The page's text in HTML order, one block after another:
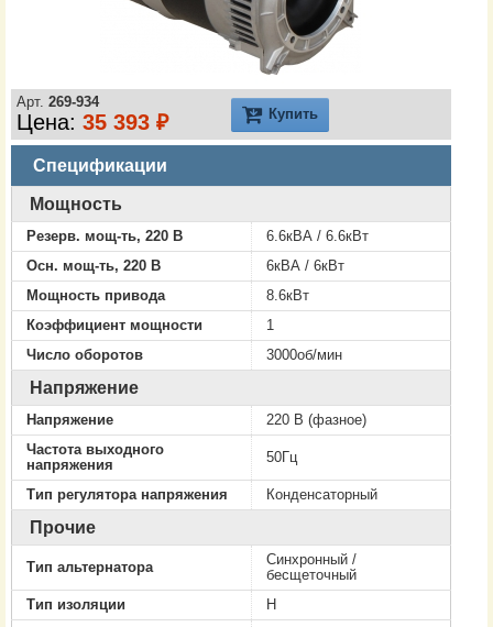
Арт. 269-934
Цена: 35 393 ₽ Купить
Спецификации
Мощность
Резерв. мощ-ть, 220 В
6.6кВА / 6.6кВт
Осн. мощ-ть, 220 В
6кВА / 6кВт
Мощность привода
8.6кВт
Коэффициент мощности
1
Число оборотов
3000об/мин
Напряжение
Напряжение
220 В (фазное)
Частота выходного
напряжения
50Гц
Тип регулятора напряжения Конденсаторный
Прочие
Тип альтернатора
Cинхронный /
бесщеточный
Тип изоляции
H